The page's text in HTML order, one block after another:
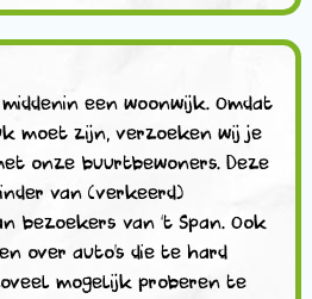
een woonwijk. Omdat
moet zijn, verzoeken wij je
onze buurtbewoners. Deze
van (verkeerd)
bezoekers van ‘t Span. Ook
over auto’s die te hard
mogelijk proberen te